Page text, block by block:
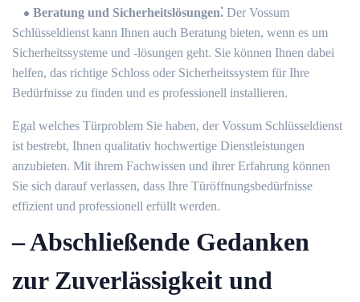
Beratung und Sicherheitslösungen⁚ Der Vossum
Schlüsseldienst kann Ihnen auch Beratung bieten, wenn es um
Sicherheitssysteme und -lösungen geht.​ Sie können Ihnen dabei
helfen, das richtige Schloss oder Sicherheitssystem für Ihre
Bedürfnisse zu finden und es professionell installieren.​
Egal welches Türproblem Sie haben, der Vossum Schlüsseldienst
ist bestrebt, Ihnen qualitativ hochwertige Dienstleistungen
anzubieten.​ Mit ihrem Fachwissen und ihrer Erfahrung können
Sie sich darauf verlassen, dass Ihre Türöffnungsbedürfnisse
effizient und professionell erfüllt werden.​
– Abschließende Gedanken
zur Zuverlässigkeit und